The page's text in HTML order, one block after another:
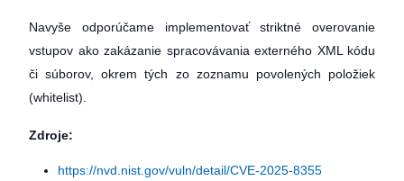
Navyše odporúčame implementovať striktné overovanie
vstupov ako zakázanie spracovávania externého XML kódu
či súborov, okrem tých zo zoznamu povolených položiek
(whitelist).
Zdroje:
https://nvd.nist.gov/vuln/detail/CVE-2025-8355